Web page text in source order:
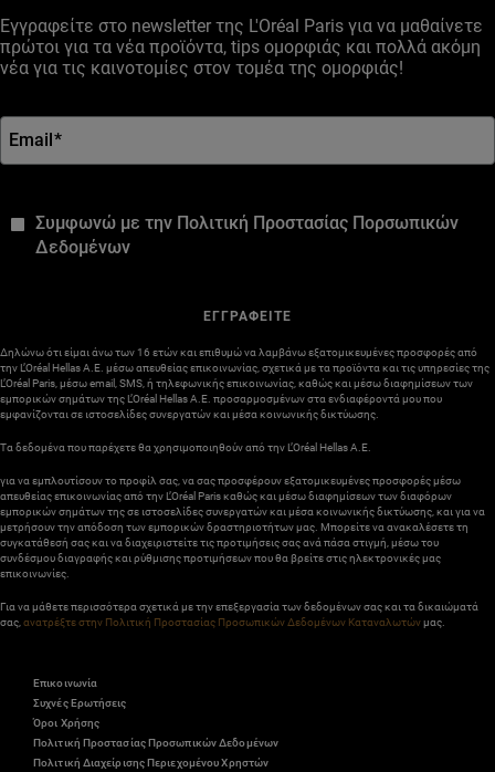
Εγγραφείτε στο newsletter της L'Oréal Paris για να μαθαίνετε
πρώτοι για τα νέα προϊόντα, tips ομορφιάς και πολλά ακόμη
νέα για τις καινοτομίες στον τομέα της ομορφιάς!
Email *
Συμφωνώ με την Πολιτική Προστασίας Πορσωπικών
Δεδομένων
ΕΓΓΡΑΦΕΙΤΕ
Δηλώνω ότι είμαι άνω των 16 ετών και επιθυμώ να λαμβάνω εξατομικευμένες προσφορές από
την L’Oréal Hellas A.E. μέσω απευθείας επικοινωνίας, σχετικά με τα προϊόντα και τις υπηρεσίες της
L’Oréal Paris, μέσω email, SMS, ή τηλεφωνικής επικοινωνίας, καθώς και μέσω διαφημίσεων των
εμπορικών σημάτων της L’Oréal Hellas A.E. προσαρμοσμένων στα ενδιαφέροντά μου που
εμφανίζονται σε ιστοσελίδες συνεργατών και μέσα κοινωνικής δικτύωσης.
Τα δεδομένα που παρέχετε θα χρησιμοποιηθούν από την L’Oréal Hellas A.E.
για να εμπλουτίσουν το προφίλ σας, να σας προσφέρουν εξατομικευμένες προσφορές μέσω
απευθείας επικοινωνίας από την L’Oréal Paris καθώς και μέσω διαφημίσεων των διαφόρων
εμπορικών σημάτων της σε ιστοσελίδες συνεργατών και μέσα κοινωνικής δικτύωσης, και για να
μετρήσουν την απόδοση των εμπορικών δραστηριοτήτων μας. Μπορείτε να ανακαλέσετε τη
συγκατάθεσή σας και να διαχειριστείτε τις προτιμήσεις σας ανά πάσα στιγμή, μέσω του
συνδέσμου διαγραφής και ρύθμισης προτιμήσεων που θα βρείτε στις ηλεκτρονικές μας
επικοινωνίες.
Για να μάθετε περισσότερα σχετικά με την επεξεργασία των δεδομένων σας και τα δικαιώματά
σας,ανατρέξτε στην Πολιτική Προστασίας Προσωπικών Δεδομένων Καταναλωτώνμας.
Επικοινωνία
Συχνές Ερωτήσεις
Όροι Χρήσης
Πολιτική Προστασίας Προσωπικών Δεδομένων
Πολιτική Διαχείρισης Περιεχομένου Χρηστών